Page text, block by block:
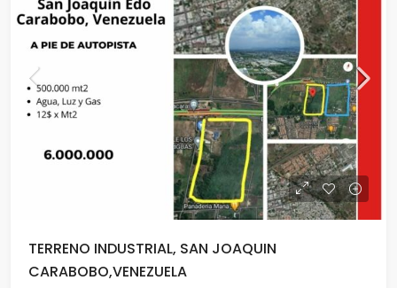
TERRENO INDUSTRIAL, SAN JOAQUIN
CARABOBO,VENEZUELA